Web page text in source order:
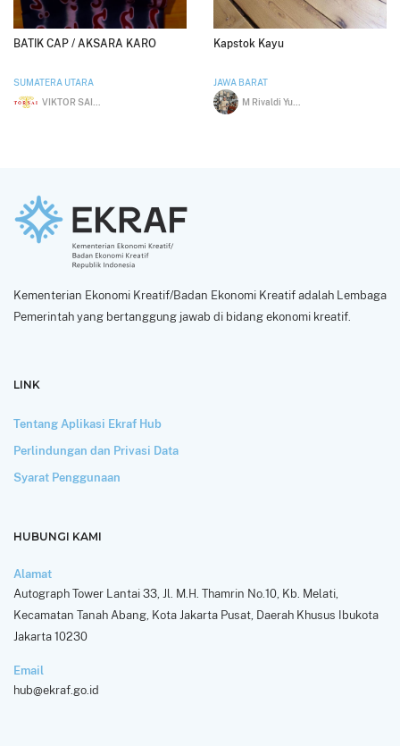
BATIK CAP / AKSARA KARO
SUMATERA UTARA
Kapstok Kayu
JAWA BARAT
Kementerian Ekonomi Kreatif/Badan Ekonomi Kreatif adalah Lembaga
Pemerintah yang bertanggung jawab di bidang ekonomi kreatif.
LINK
Tentang Aplikasi Ekraf Hub
Perlindungan dan Privasi Data
Syarat Penggunaan
HUBUNGI KAMI
Alamat
Autograph Tower Lantai 33, Jl. M.H. Thamrin No.10, Kb. Melati,
Kecamatan Tanah Abang, Kota Jakarta Pusat, Daerah Khusus Ibukota
Jakarta 10230
Email
hub@ekraf.go.id